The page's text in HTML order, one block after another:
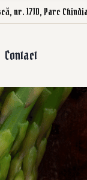
nr. 171D, Parc
Contact